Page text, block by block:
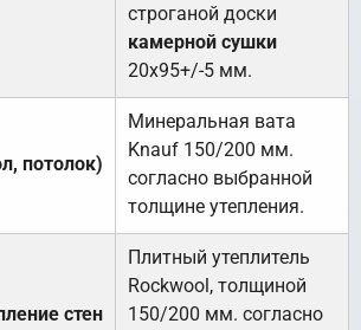
строганой доски
камерной сушки
20х95+/-5 мм.
потолок)
Минеральная вата
Knauf 150/200 мм.
согласно выбранной
толщине утепления.
стен
Плитный утеплитель
Rockwool, толщиной
150/200 мм. согласно